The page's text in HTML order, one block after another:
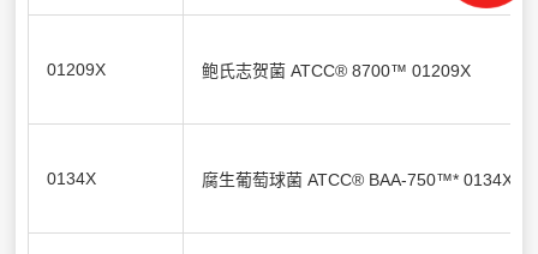
01209X 鲍氏志贺菌 ATCC® 8700™ 01209X
0134X 腐生葡萄球菌 ATCC® BAA-750™* 0134X